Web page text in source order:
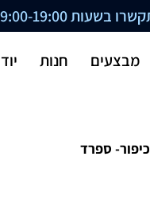
09:00-19:00 לטלפון
מבצעים חנות
ספרד